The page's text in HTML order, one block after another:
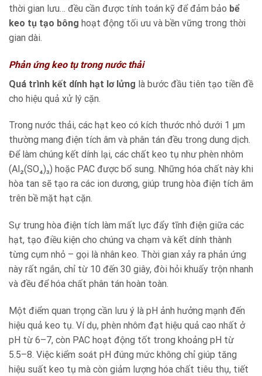
thời gian lưu… đều cần được tính toán kỹ để đảm bảo bể
keo tụ tạo bông hoạt động tối ưu và bền vững trong thời
gian dài.
Phản ứng keo tụ trong nước thải
Quá trình kết dính hạt lơ lửng là bước đầu tiên tạo tiền đề
cho hiệu quả xử lý cặn.
Trong nước thải, các hạt keo có kích thước nhỏ dưới 1 µm
thường mang điện tích âm và phân tán đều trong dung dịch.
Để làm chúng kết dính lại, các chất keo tụ như phèn nhôm
(Al₂(SO₄)₃) hoặc PAC được bổ sung. Những hóa chất này khi
hòa tan sẽ tạo ra các ion dương, giúp trung hòa điện tích âm
trên bề mặt hạt cặn.
Sự trung hòa điện tích làm mất lực đẩy tĩnh điện giữa các
hạt, tạo điều kiện cho chúng va chạm và kết dính thành
từng cụm nhỏ – gọi là nhân keo. Thời gian xảy ra phản ứng
này rất ngắn, chỉ từ 10 đến 30 giây, đòi hỏi khuấy trộn nhanh
và đều để hóa chất phân tán hoàn toàn.
Một điểm quan trọng cần lưu ý là pH ảnh hưởng mạnh đến
hiệu quả keo tụ. Ví dụ, phèn nhôm đạt hiệu quả cao nhất ở
pH từ 6–7, còn PAC hoạt động tốt trong khoảng pH từ
5.5–8. Việc kiểm soát pH đúng mức không chỉ giúp tăng
hiệu suất keo tụ mà còn giảm lượng hóa chất tiêu thụ, tiết